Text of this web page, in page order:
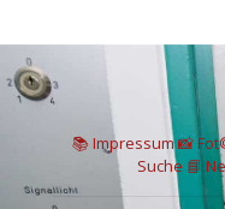
📚 Impressum📸
Suche 📘